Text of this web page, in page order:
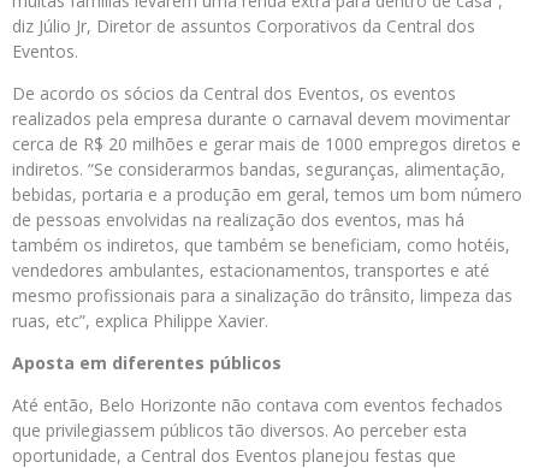
diz Júlio Jr, Diretor de assuntos Corporativos da Central dos
Eventos.
De acordo os sócios da Central dos Eventos, os eventos
realizados pela empresa durante o carnaval devem movimentar
cerca de R$ 20 milhões e gerar mais de 1000 empregos diretos e
indiretos. “Se considerarmos bandas, seguranças, alimentação,
bebidas, portaria e a produção em geral, temos um bom número
de pessoas envolvidas na realização dos eventos, mas há
também os indiretos, que também se beneficiam, como hotéis,
vendedores ambulantes, estacionamentos, transportes e até
mesmo profissionais para a sinalização do trânsito, limpeza das
ruas, etc”, explica Philippe Xavier.
Aposta em diferentes públicos
Até então, Belo Horizonte não contava com eventos fechados
que privilegiassem públicos tão diversos. Ao perceber esta
oportunidade, a Central dos Eventos planejou festas que